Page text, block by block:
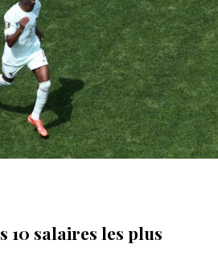
10 salaires les plus